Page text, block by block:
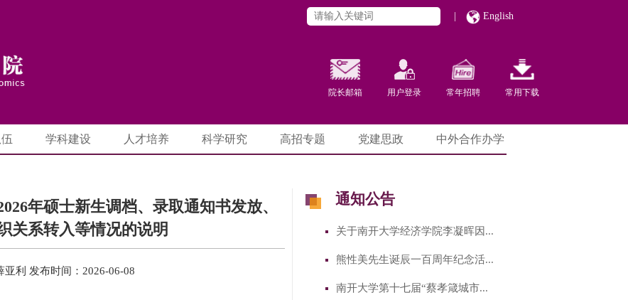
English
院长邮箱 用户登录 常年招聘 常用下载
学科建设 人才培养 科学研究 高招专题 党建思政 中外合作办学
年硕士新生调档、录取通知书发放、
关系转入等情况的说明
亚利 发布时间：2026-06-08
通知公告
关于南开大学经济学院李凝晖因...
熊性美先生诞辰一百周年纪念活...
南开大学第十七届“蔡孝箴城市...